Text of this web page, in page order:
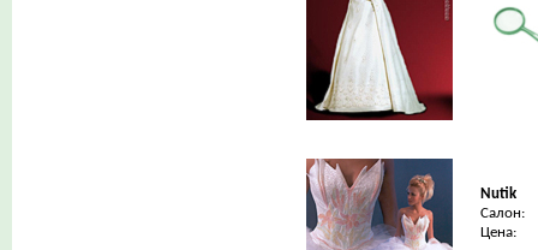
Nutik
Салон:
Цена: